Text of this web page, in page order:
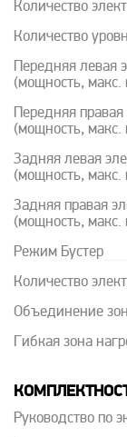
Количество
Количество
Передняя левая
(мощность, макс.
Передняя
(мощность, макс.
Задняя левая
(мощность, макс.
Задняя правая
(мощность, макс.
Режим Бустер
Количество
Объединение
Гибкая зона
Руководство по